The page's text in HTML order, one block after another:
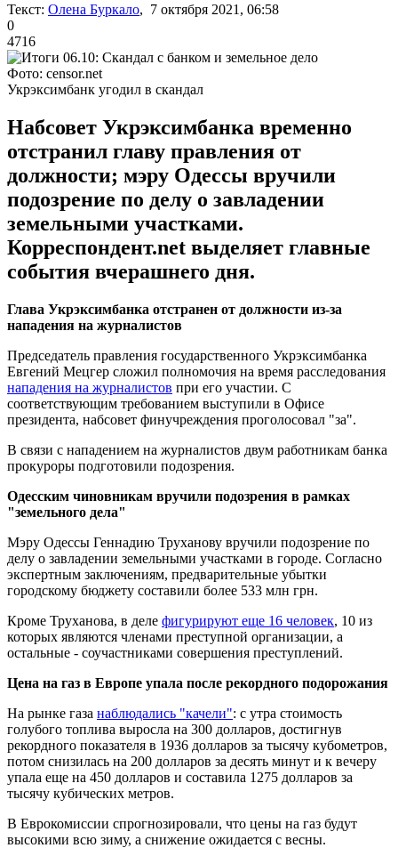
Текст: Олена Буркало, 7 октября 2021, 06:58
0
4716
Фото: censor.net
Укрэксимбанк угодил в скандал
Набсовет Укрэксимбанка временно
отстранил главу правления от
должности; мэру Одессы вручили
подозрение по делу о завладении
земельными участками.
Корреспондент.net выделяет главные
события вчерашнего дня.
Глава Укрэксимбанка отстранен от должности из-за
нападения на журналистов
Председатель правления государственного Укрэксимбанка
Евгений Мецгер сложил полномочия на время расследования
нападения на журналистов при его участии. С
соответствующим требованием выступили в Офисе
президента, набсовет финучреждения проголосовал "за".
В связи с нападением на журналистов двум работникам банка
прокуроры подготовили подозрения.
Одесским чиновникам вручили подозрения в рамках
"земельного дела"
Мэру Одессы Геннадию Труханову вручили подозрение по
делу о завладении земельными участками в городе. Согласно
экспертным заключениям, предварительные убытки
городскому бюджету составили более 533 млн грн.
Кроме Труханова, в деле фигурируют еще 16 человек, 10 из
которых являются членами преступной организации, а
остальные - соучастниками совершения преступлений.
Цена на газ в Европе упала после рекордного подорожания
На рынке газа наблюдались "качели": с утра стоимость
голубого топлива выросла на 300 долларов, достигнув
рекордного показателя в 1936 долларов за тысячу кубометров,
потом снизилась на 200 долларов за десять минут и к вечеру
упала еще на 450 долларов и составила 1275 долларов за
тысячу кубических метров.
В Еврокомиссии спрогнозировали, что цены на газ будут
высокими всю зиму, а снижение ожидается с весны.